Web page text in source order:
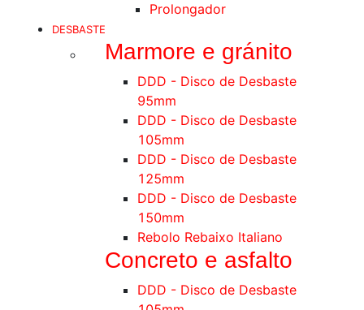
Prolongador
DESBASTE
Marmore e gránito
DDD - Disco de Desbaste
95mm
DDD - Disco de Desbaste
105mm
DDD - Disco de Desbaste
125mm
DDD - Disco de Desbaste
150mm
Rebolo Rebaixo Italiano
Concreto e asfalto
DDD - Disco de Desbaste